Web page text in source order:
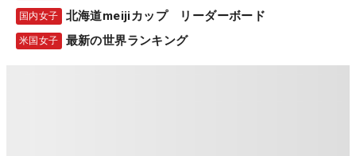
国内女子 北海道meijiカップ リーダーボード
米国女子 最新の世界ランキング